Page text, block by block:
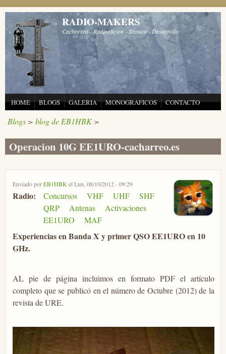
Pasar al contenido principal
RADIO-MAKERS
Cacharreo - Radioafición - Técnica - Desarrollo
HOME BLOGS GALERIA MONOGRAFICOS CONTACTO
Blogs > blog de EB1HBK>
Operacion 10G EE1URO-cacharreo.es
Enviado porEB1HBK el Lun, 08/10/2012 - 09:29
Radio: Concursos VHF UHF
SHF
QRP
Antenas
Activaciones
EE1URO
MAF
Experiencias en Banda X y primer QSO EE1URO en 10
GHz.
AL pie de página incluimos en formato PDF el artículo
completo que se publicó en el número de Octubre (2012) de la
revista de URE.